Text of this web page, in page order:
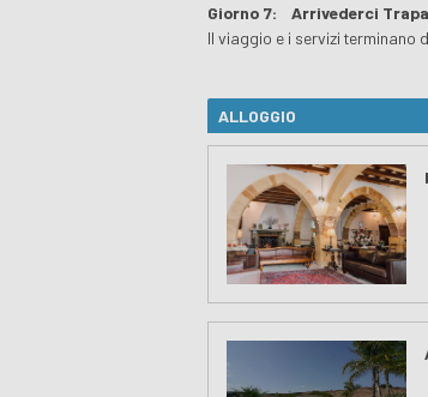
Giorno 7: Arrivederci
Il viaggio e i servizi terminano
ALLOGGIO